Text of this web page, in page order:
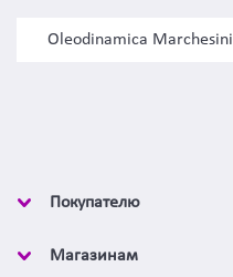
Oleodinamica Marchesini
Покупателю
Магазинам